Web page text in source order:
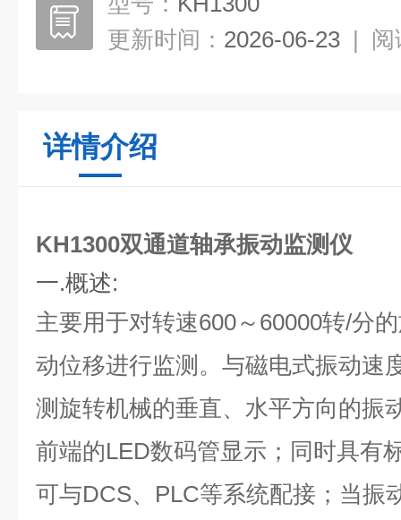
更新时间： 2026-06-23 | 阅
详情介绍
KH1300双通道轴承振动监测仪
一.概述:
主要用于对转速600～60000转/分
动位移进行监测。与磁电式振动速
测旋转机械的垂直、水平方向的振
前端的LED数码管显示；同时具有
可与DCS、PLC等系统配接；当振